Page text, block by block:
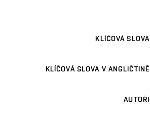
KLÍČOVÁ SLOVA
KLÍČOVÁ SLOVA V ANGLIČTINĚ
AUTOŘI